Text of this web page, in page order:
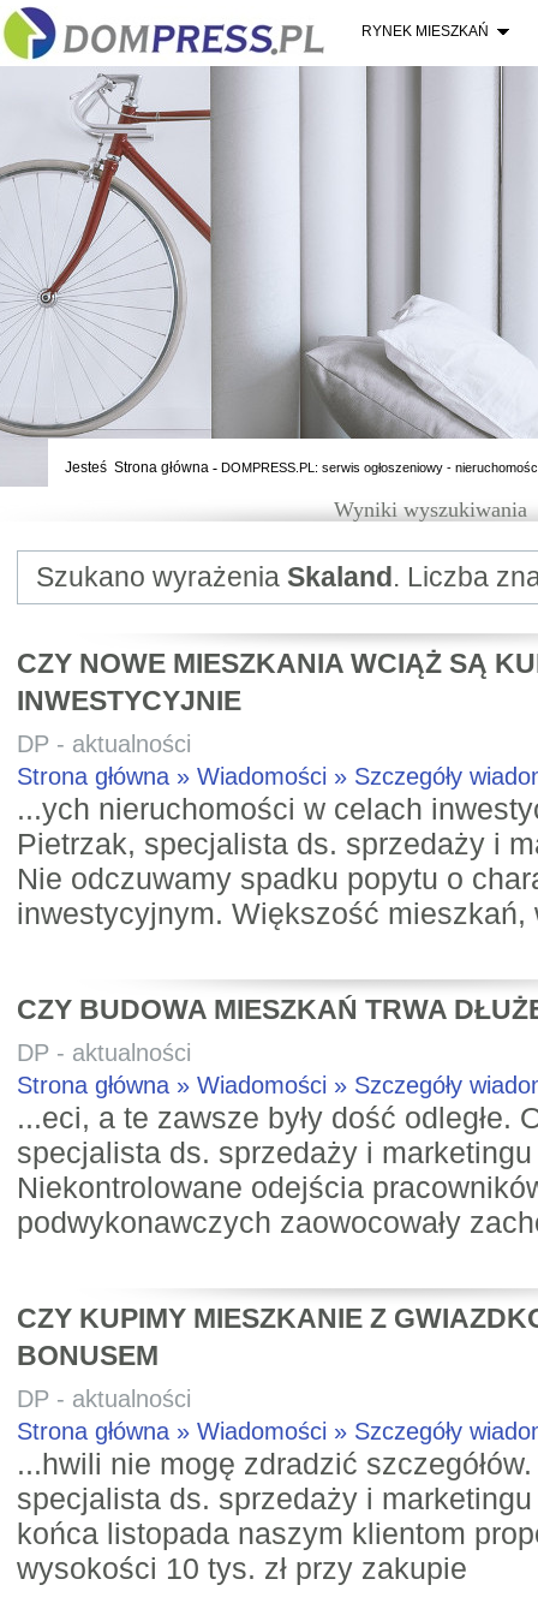
RYNEK MIESZKAŃ
Jesteś Strona główna - DOMPRESS.PL: serwis ogłoszeniowy -
Wyniki wyszukiwania
Szukano wyrażenia Skaland. Liczba
CZY NOWE MIESZKANIA WCIĄŻ SĄ
INWESTYCYJNIE
DP - aktualności
Strona główna » Wiadomości » Szczegóły
...ych nieruchomości w celach
Pietrzak, specjalista ds. sprzedaży i
Nie odczuwamy spadku popytu o
inwestycyjnym. Większość mieszkań,
CZY BUDOWA MIESZKAŃ TRWA
DP - aktualności
Strona główna » Wiadomości » Szczegóły
...eci, a te zawsze były dość odległe.
specjalista ds. sprzedaży i
Niekontrolowane odejścia
podwykonawczych zaowocowały
CZY KUPIMY MIESZKANIE Z
BONUSEM
DP - aktualności
Strona główna » Wiadomości » Szczegóły
...hwili nie mogę zdradzić
specjalista ds. sprzedaży i
końca listopada naszym klientom
wysokości 10 tys. zł przy zakupie